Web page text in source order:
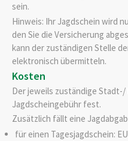
sein.
Hinweis: Ihr Jagdschein wird
den Sie die Versicherung
kann der zuständigen Stelle
elektronisch übermitteln.
Kosten
Der jeweils zuständige
Jagdscheingebühr fest.
Zusätzlich fällt eine
für einen Tagesjagdschein: